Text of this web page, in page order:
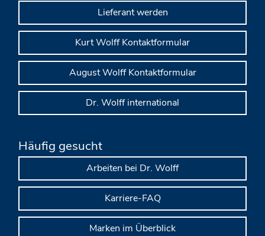
Lieferant werden
Kurt Wolff Kontaktformular
August Wolff Kontaktformular
Dr. Wolff international
Häufig gesucht
Arbeiten bei Dr. Wolff
Karriere-FAQ
Marken im Überblick